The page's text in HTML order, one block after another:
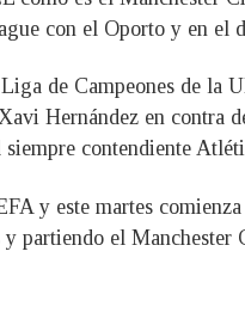
con el Oporto y en el
de Campeones de la
Hernández en contra
contendiente
y este martes
partiendo el